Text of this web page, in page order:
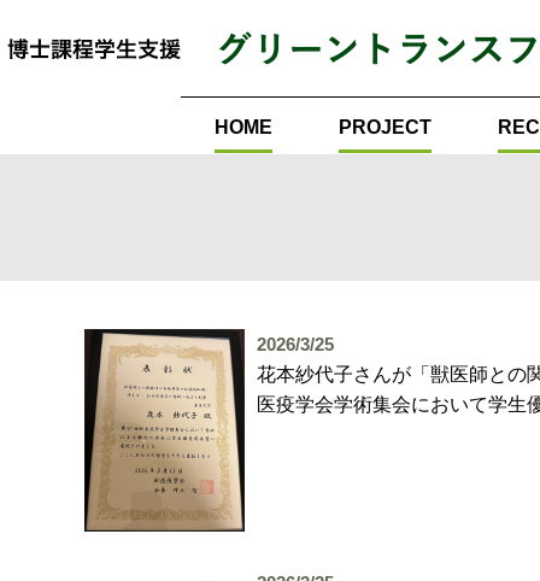
HOME PROJECT
2026/3/25
花本紗代子さんが「獣医師との
医疫学会学術集会において学生